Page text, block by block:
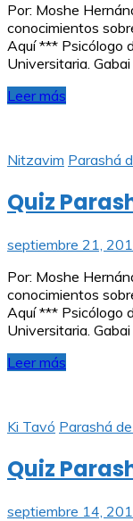
Por: Moshe
conocimientos
Aquí *** Psicólogo
Universitaria. Gabai
Leer más
Nitzavim Parashá
Quiz
septiembre 21,
Por: Moshe
conocimientos
Aquí *** Psicólogo
Universitaria. Gabai
Leer más
Ki Tavó Parashá
Quiz
septiembre 14,